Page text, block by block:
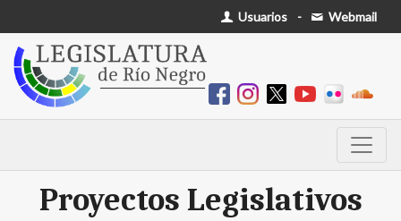
Usuarios - Webmail
Proyectos Legislativos